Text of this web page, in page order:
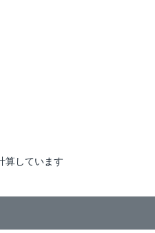
算しています